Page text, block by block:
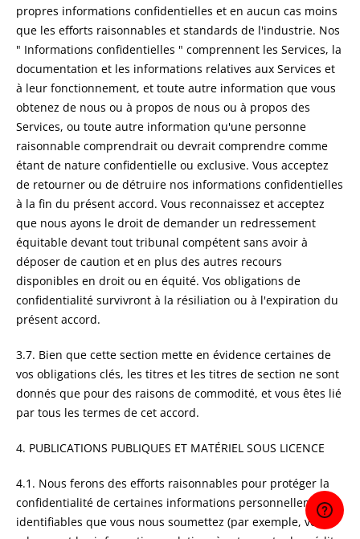
propres informations confidentielles et en aucun cas moins
que les efforts raisonnables et standards de l'industrie. Nos
" Informations confidentielles " comprennent les Services, la
documentation et les informations relatives aux Services et
à leur fonctionnement, et toute autre information que vous
obtenez de nous ou à propos de nous ou à propos des
Services, ou toute autre information qu'une personne
raisonnable comprendrait ou devrait comprendre comme
étant de nature confidentielle ou exclusive. Vous acceptez
de retourner ou de détruire nos informations confidentielles
à la fin du présent accord. Vous reconnaissez et acceptez
que nous ayons le droit de demander un redressement
équitable devant tout tribunal compétent sans avoir à
déposer de caution et en plus des autres recours
disponibles en droit ou en équité. Vos obligations de
confidentialité survivront à la résiliation ou à l'expiration du
présent accord.
3.7. Bien que cette section mette en évidence certaines de
vos obligations clés, les titres et les titres de section ne sont
donnés que pour des raisons de commodité, et vous êtes lié
par tous les termes de cet accord.
4. PUBLICATIONS PUBLIQUES ET MATÉRIEL SOUS LICENCE
4.1. Nous ferons des efforts raisonnables pour protéger la
confidentialité de certaines informations personnellement
identifiables que vous nous soumettez (par exemple, votre